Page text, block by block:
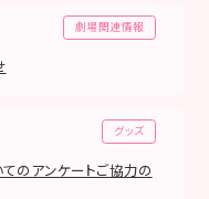
劇場関連情報
グッズ
てのアンケートご協力の